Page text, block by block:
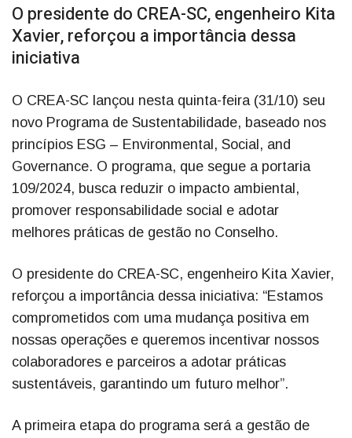
O presidente do CREA-SC, engenheiro Kita
Xavier, reforçou a importância dessa
iniciativa
O CREA-SC lançou nesta quinta-feira (31/10) seu
novo Programa de Sustentabilidade, baseado nos
princípios ESG – Environmental, Social, and
Governance. O programa, que segue a portaria
109/2024, busca reduzir o impacto ambiental,
promover responsabilidade social e adotar
melhores práticas de gestão no Conselho.
O presidente do CREA-SC, engenheiro Kita Xavier,
reforçou a importância dessa iniciativa: “Estamos
comprometidos com uma mudança positiva em
nossas operações e queremos incentivar nossos
colaboradores e parceiros a adotar práticas
sustentáveis, garantindo um futuro melhor”.
A primeira etapa do programa será a gestão de